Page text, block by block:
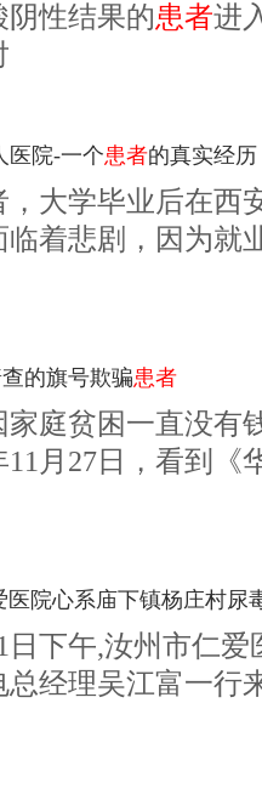
阴性结果的患者进
医院-一个患者的真实经历
大学毕业后在西
着悲剧，因为就
的旗号欺骗患者
庭贫困一直没有
月27日，看到《
医院心系庙下镇杨庄村尿
日下午,汝州市仁
经理吴江富一行